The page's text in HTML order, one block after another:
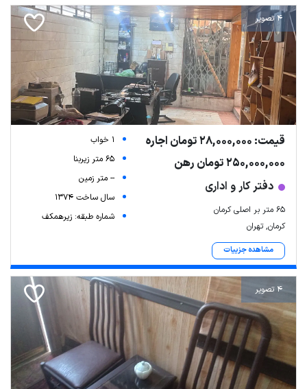
4 تصویر
قیمت: 28,000,000 تومان اجاره
250,000,000 تومان رهن
دفتر کار و اداری
۶۵ متر بر اصلی کرمان
کرمان, تهران
مشاهده جزییات
1 خواب
65 متر زیربنا
-- متر زمین
سال ساخت 1374
شماره طبقه: زیرهمکف
4 تصویر